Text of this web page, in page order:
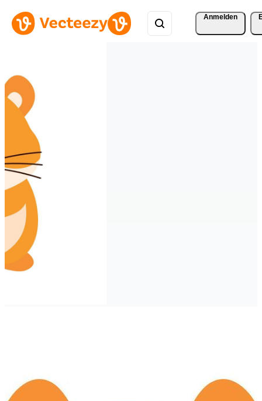
Anmelden